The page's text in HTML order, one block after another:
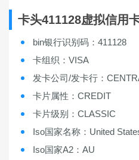
卡头411128虚拟信用
bin银行识别码：411128
卡组织：VISA
发卡公司/发卡行：
卡片属性：CREDIT
卡片级别：CLASSIC
Iso国家名称：United
Iso国家A2：AU